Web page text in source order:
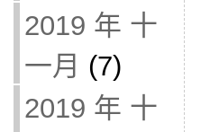
2019 年 十
一月 (7)
2019 年 十